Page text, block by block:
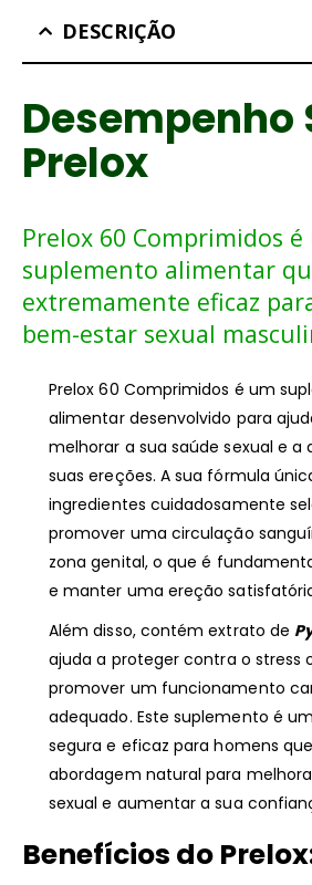
DESCRIÇÃO
Desempenho
Prelox
Prelox 60 Comprimidos é
suplemento alimentar
extremamente eficaz
bem-estar sexual
Prelox 60 Comprimidos é um
alimentar desenvolvido para
melhorar a sua saúde sexual e a
suas ereções. A sua fórmula
ingredientes cuidadosamente
promover uma circulação
zona genital, o que é
e manter uma ereção
Além disso, contém extrato de
ajuda a proteger contra o stress
promover um funcionamento
adequado. Este suplemento é
segura e eficaz para homens
abordagem natural para
sexual e aumentar a sua
Benefícios do